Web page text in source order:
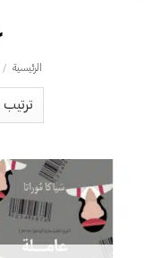
الرئيسية /